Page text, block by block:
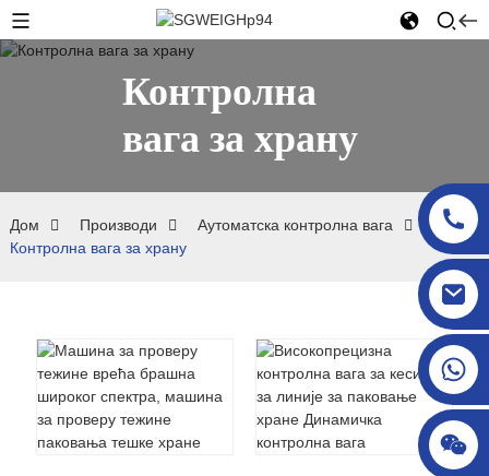
Контролна
вага за храну
Дом Производи
Аутоматска контролна вага
Контролна вага за храну